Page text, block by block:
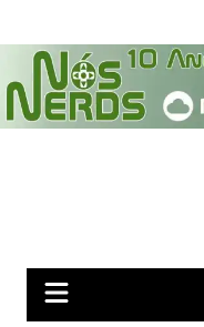
para
conteúdo